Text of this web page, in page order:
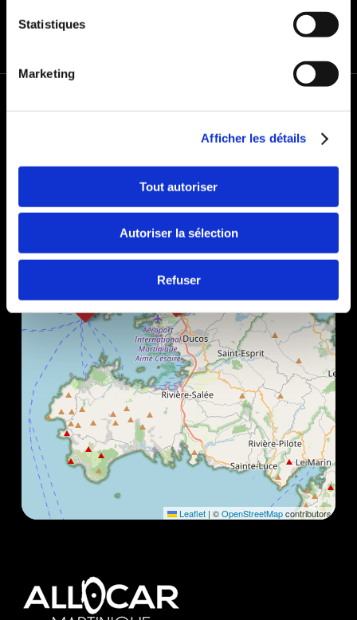
Statistiques
Marketing
Afficher les détails
Tout autoriser
Autoriser la sélection
Refuser
Leaflet | ©OpenStreetMapcontributors